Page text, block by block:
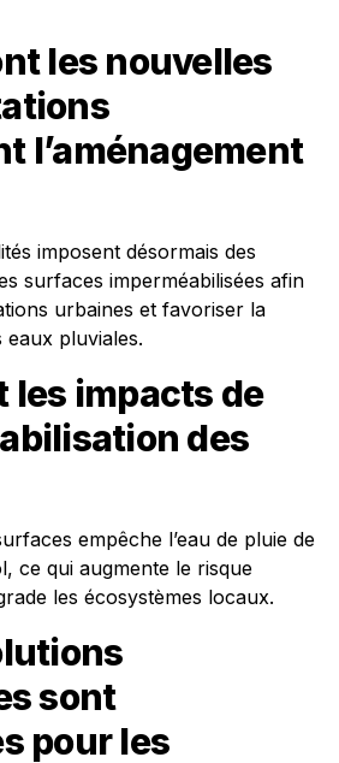
les nouvelles
l’aménagement
imposent désormais des
surfaces imperméabilisées afin
urbaines et favoriser la
eaux pluviales.
les impacts de
des
empêche l’eau de pluie de
ce qui augmente le risque
les écosystèmes locaux.
sont
pour les